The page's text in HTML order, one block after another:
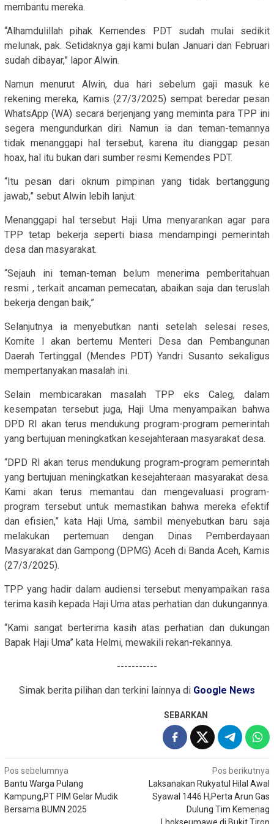
membantu mereka.
“Alhamdulillah pihak Kemendes PDT sudah mulai sedikit
melunak, pak. Setidaknya gaji kami bulan Januari dan Februari
sudah dibayar,” lapor Alwin.
Namun menurut Alwin, dua hari sebelum gaji masuk ke
rekening mereka, Kamis (27/3/2025) sempat beredar pesan
WhatsApp (WA) secara berjenjang yang meminta para TPP ini
segera mengundurkan diri. Namun ia dan teman-temannya
tidak menanggapi hal tersebut, karena itu dianggap pesan
hoax, hal itu bukan dari sumber resmi Kemendes PDT.
“Itu pesan dari oknum pimpinan yang tidak bertanggung
jawab,” sebut Alwin lebih lanjut.
Menanggapi hal tersebut Haji Uma menyarankan agar para
TPP tetap bekerja seperti biasa mendampingi pemerintah
desa dan masyarakat.
“Sejauh ini teman-teman belum menerima pemberitahuan
resmi , terkait ancaman pemecatan, abaikan saja dan teruslah
bekerja dengan baik,”
Selanjutnya ia menyebutkan nanti setelah selesai reses,
Komite I akan bertemu Menteri Desa dan Pembangunan
Daerah Tertinggal (Mendes PDT) Yandri Susanto sekaligus
mempertanyakan masalah ini.
Selain membicarakan masalah TPP eks Caleg, dalam
kesempatan tersebut juga, Haji Uma menyampaikan bahwa
DPD RI akan terus mendukung program-program pemerintah
yang bertujuan meningkatkan kesejahteraan masyarakat desa.
“DPD RI akan terus mendukung program-program pemerintah
yang bertujuan meningkatkan kesejahteraan masyarakat desa.
Kami akan terus memantau dan mengevaluasi program-
program tersebut untuk memastikan bahwa mereka efektif
dan efisien,” kata Haji Uma, sambil menyebutkan baru saja
melakukan pertemuan dengan Dinas Pemberdayaan
Masyarakat dan Gampong (DPMG) Aceh di Banda Aceh, Kamis
(27/3/2025).
TPP yang hadir dalam audiensi tersebut menyampaikan rasa
terima kasih kepada Haji Uma atas perhatian dan dukungannya.
“Kami sangat berterima kasih atas perhatian dan dukungan
Bapak Haji Uma” kata Helmi, mewakili rekan-rekannya.
-----------
Simak berita pilihan dan terkini lainnya di Google News
SEBARKAN
Navigasi
pos
Pos sebelumnya
Bantu Warga Pulang
Kampung,PT PIM Gelar Mudik
Bersama BUMN 2025
Pos berikutnya
Laksanakan Rukyatul Hilal Awal
Syawal 1446 H,Perta Arun Gas
Dulung Tim Kemenag
Lhokseumawe di Bukit Tiron